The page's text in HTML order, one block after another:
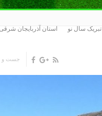
تبریک سال نو استان آذربایجان شرقی